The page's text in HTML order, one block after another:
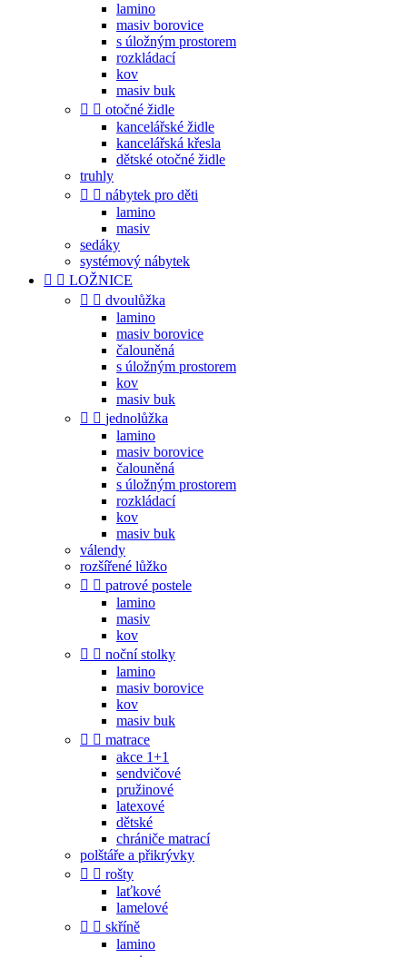
lamino
masiv borovice
s úložným prostorem
rozkládací
kov
masiv buk
  otočné židle
kancelářské židle
kancelářská křesla
dětské otočné židle
truhly
  nábytek pro děti
lamino
masiv
sedáky
systémový nábytek
  LOŽNICE
  dvoulůžka
lamino
masiv borovice
čalouněná
s úložným prostorem
kov
masiv buk
  jednolůžka
lamino
masiv borovice
čalouněná
s úložným prostorem
rozkládací
kov
masiv buk
válendy
rozšířené lůžko
  patrové postele
lamino
masiv
kov
  noční stolky
lamino
masiv borovice
kov
masiv buk
  matrace
akce 1+1
sendvičové
pružinové
latexové
dětské
chrániče matrací
polštáře a přikrývky
  rošty
laťkové
lamelové
  skříně
lamino